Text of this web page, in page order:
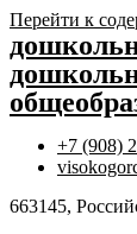
Перейти к
+7 (908)
663145,